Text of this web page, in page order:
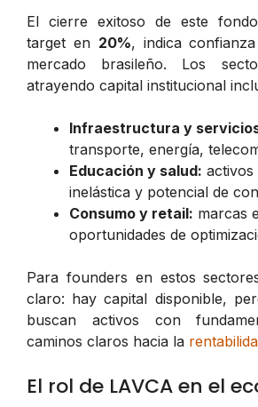
El cierre exitoso de este
target en 20%, indica
mercado brasileño. Los
atrayendo capital institucional
Infraestructura y
transporte, energía,
Educación y salud: activos
inelástica y potencial de
Consumo y retail: marcas
oportunidades de
Para founders en estos
claro: hay capital disponible,
buscan activos con
caminos claros hacia la
El rol de LAVCA en el